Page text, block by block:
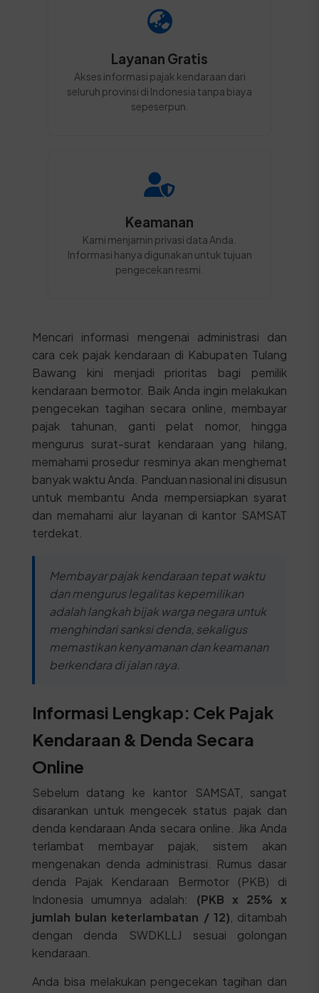
Layanan Gratis
Akses informasi pajak kendaraan dari
seluruh provinsi di Indonesia tanpa biaya
sepeserpun.
Keamanan
Kami menjamin privasi data Anda.
Informasi hanya digunakan untuk tujuan
pengecekan resmi.
Mencari informasi mengenai administrasi dan
cara cek pajak kendaraan di Kabupaten Tulang
Bawang kini menjadi prioritas bagi pemilik
kendaraan bermotor. Baik Anda ingin melakukan
pengecekan tagihan secara online, membayar
pajak tahunan, ganti pelat nomor, hingga
mengurus surat-surat kendaraan yang hilang,
memahami prosedur resminya akan menghemat
banyak waktu Anda. Panduan nasional ini disusun
untuk membantu Anda mempersiapkan syarat
dan memahami alur layanan di kantor SAMSAT
terdekat.
Membayar pajak kendaraan tepat waktu
dan mengurus legalitas kepemilikan
adalah langkah bijak warga negara untuk
menghindari sanksi denda, sekaligus
memastikan kenyamanan dan keamanan
berkendara di jalan raya.
Informasi Lengkap: Cek Pajak
Kendaraan & Denda Secara
Online
Sebelum datang ke kantor SAMSAT, sangat
disarankan untuk mengecek status pajak dan
denda kendaraan Anda secara online. Jika Anda
terlambat membayar pajak, sistem akan
mengenakan denda administrasi. Rumus dasar
denda Pajak Kendaraan Bermotor (PKB) di
Indonesia umumnya adalah: (PKB x 25% x
jumlah bulan keterlambatan / 12) , ditambah
dengan denda SWDKLLJ sesuai golongan
kendaraan.
Anda bisa melakukan pengecekan tagihan dan